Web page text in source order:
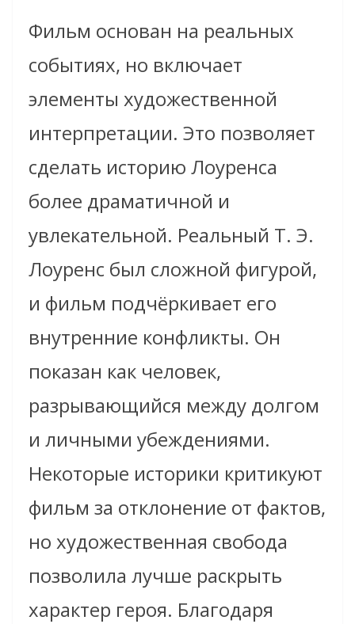
Фильм основан на реальных
событиях, но включает
элементы художественной
интерпретации. Это позволяет
сделать историю Лоуренса
более драматичной и
увлекательной. Реальный Т. Э.
Лоуренс был сложной фигурой,
и фильм подчёркивает его
внутренние конфликты. Он
показан как человек,
разрывающийся между долгом
и личными убеждениями.
Некоторые историки критикуют
фильм за отклонение от фактов,
но художественная свобода
позволила лучше раскрыть
характер героя. Благодаря